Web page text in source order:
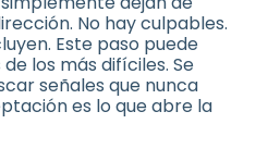
No hay culpables.
Este paso puede
los más difíciles. Se
señales que nunca
es lo que abre la